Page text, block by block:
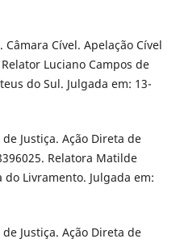
Câmara Cível. Apelação Cível
Luciano Campos de
do Sul. Julgada em: 13-
de Justiça. Ação Direta de
Relatora Matilde
Livramento. Julgada em:
de Justiça. Ação Direta de